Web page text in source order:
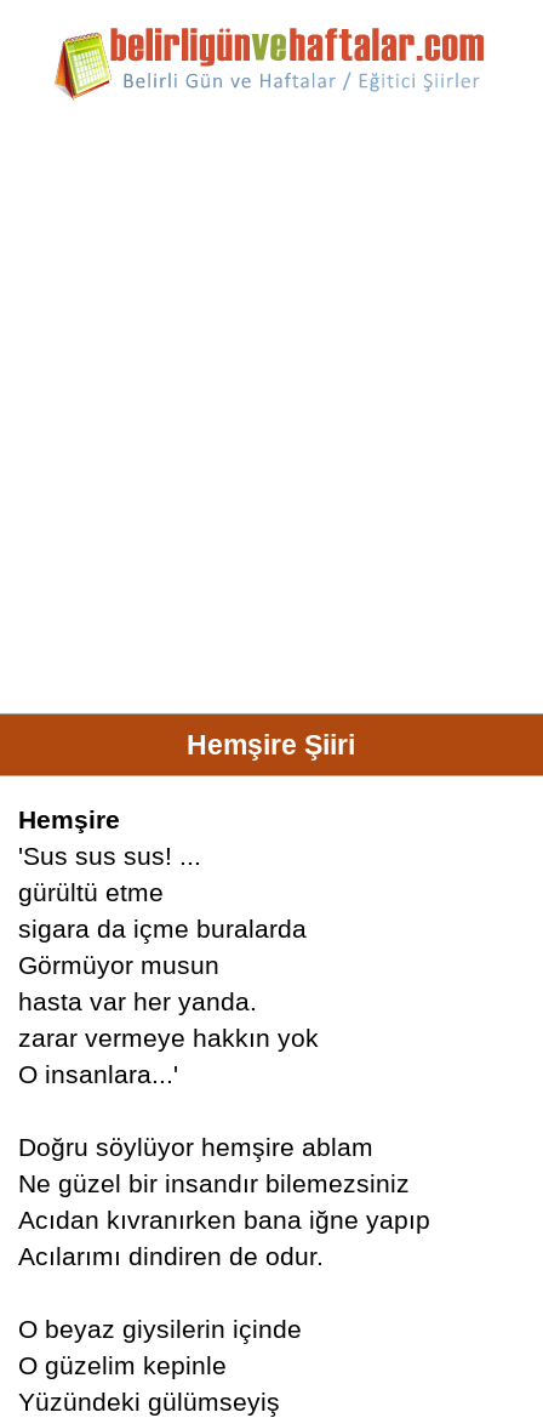
Hemşire Şiiri
Hemşire
'Sus sus sus! ...
gürültü etme
sigara da içme buralarda
Görmüyor musun
hasta var her yanda.
zarar vermeye hakkın yok
O insanlara...'
Doğru söylüyor hemşire ablam
Ne güzel bir insandır bilemezsiniz
Acıdan kıvranırken bana iğne yapıp
Acılarımı dindiren de odur.
O beyaz giysilerin içinde
O güzelim kepinle
Yüzündeki gülümseyiş